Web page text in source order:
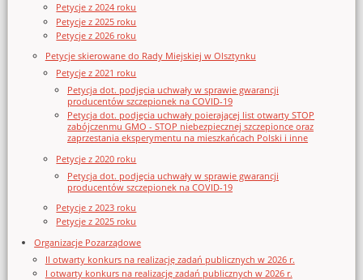
Petycje z 2024 roku
Petycje z 2025 roku
Petycje z 2026 roku
Petycje skierowane do Rady Miejskiej w Olsztynku
Petycje z 2021 roku
Petycja dot. podjęcia uchwały w sprawie gwarancji
producentów szczepionek na COVID-19
Petycja dot. podjęcia uchwały poierającej list otwarty STOP
zabójczenmu GMO - STOP niebezpiecznej szczepionce oraz
zaprzestania eksperymentu na mieszkańcach Polski i inne
Petycje z 2020 roku
Petycja dot. podjęcia uchwały w sprawie gwarancji
producentów szczepionek na COVID-19
Petycje z 2023 roku
Petycje z 2025 roku
Organizacje Pozarządowe
II otwarty konkurs na realizację zadań publicznych w 2026 r.
I otwarty konkurs na realizację zadań publicznych w 2026 r.